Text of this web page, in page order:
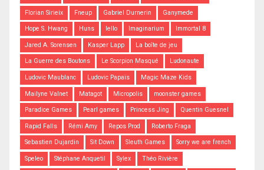
Florian Sirieix Fneup Gabriel Durnerin Ganymede
Hope S. Hwang Huns Iello Imaginarium Immortal 8
Jared A. Sorensen Kasper Lapp La boîte de jeu
La Guerre des Boutons Le Scorpion Masqué Ludonaute
Ludovic Maublanc Ludovic Papaïs Magic Maze Kids
Mailyne Valnet Matagot Micropolis moonster games
Paradice Games Pearl games Princess Jing Quentin Guesnel
Rapid Falls Rémi Amy Repos Prod Roberto Fraga
Sebastien Dujardin Sit Down Sleuth Games Sorry we are french
Speleo Stéphane Anquetil Sylex Théo Rivière